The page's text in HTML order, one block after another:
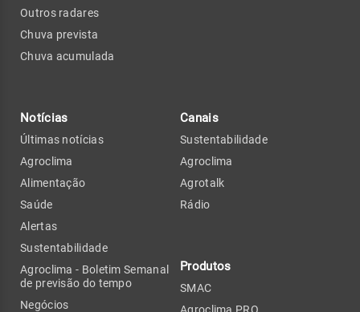
Outros radares
Chuva prevista
Chuva acumulada
Notícias
Últimas notícias
Agroclima
Alimentação
Saúde
Alertas
Sustentabilidade
Agroclima - Boletim Semanal
de previsão do tempo
Negócios
Canais
Sustentabilidade
Agroclima
Agrotalk
Rádio
Produtos
SMAC